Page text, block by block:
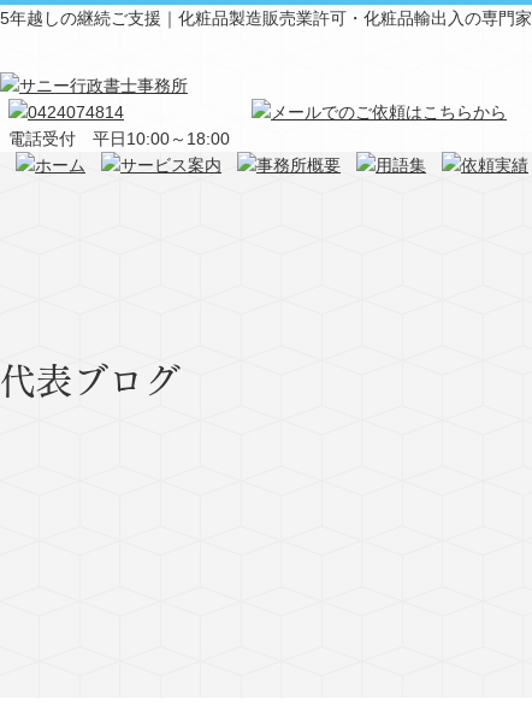
5年越しの継続ご支援｜化粧品製造販売業許可・化粧品輸出入の専門家
電話受付 平日10:00～18:00
代表ブログ